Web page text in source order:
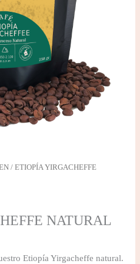
/ ETIOPÍA YIRGACHEFFE
NATURAL
Etiopía Yirgacheffe natural.